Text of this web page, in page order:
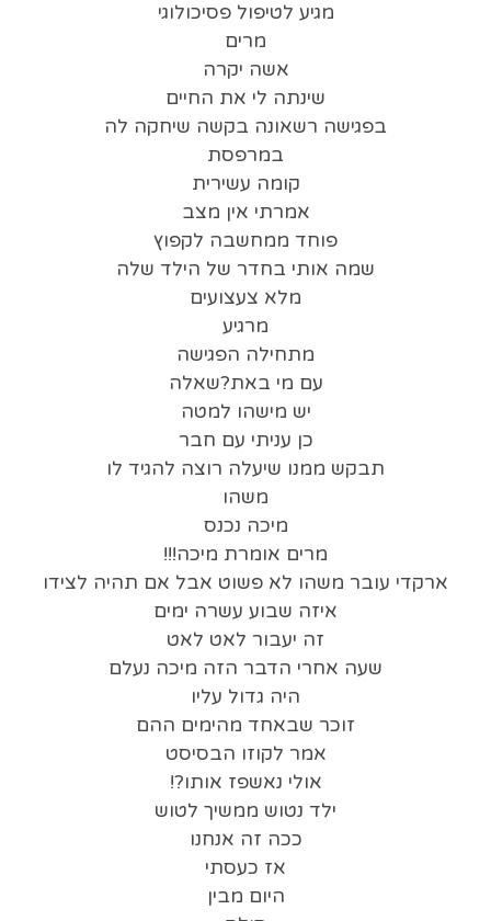
מגיע לטיפול פסיכולוגי
מרים
אשה יקרה
שינתה לי את החיים
בפגישה רשאונה בקשה שיחקה לה
במרפסת
קומה עשירית
אמרתי אין מצב
פוחד ממחשבה לקפוץ
שמה אותי בחדר של הילד שלה
מלא צעצועים
מרגיע
מתחילה הפגישה
עם מי באת?שאלה
יש מישהו למטה
כן עניתי עם חבר
תבקש ממנו שיעלה רוצה להגיד לו
משהו
מיכה נכנס
מרים אומרת מיכה!!!
ארקדי עובר משהו לא פשוט אבל אם תהיה לצידו
איזה שבוע עשרה ימים
זה יעבור לאט לאט
שעה אחרי הדבר הזה מיכה נעלם
היה גדול עליו
זוכר שבאחד מהימים ההם
אמר לקוזו הבסיסט
אולי נאשפז אותו?!
ילד נטוש ממשיך לטוש
ככה זה אנחנו
אז כעסתי
היום מבין